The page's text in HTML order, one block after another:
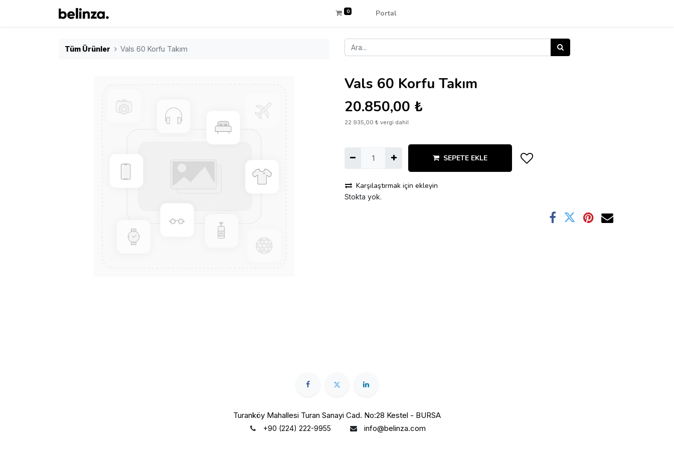
0 Portal
Tüm Ürünler Vals 60 Korfu Takım
Vals 60 Korfu Takım
20.850,00 ₺
22.935,00 ₺ vergi dahil
SEPETE EKLE
Karşılaştırmak için ekleyin
Stokta yok.
Turanköy Mahallesi Turan Sanayi Cad. No:28 Kestel - BURSA
+90 (224) 222-9955 info@belinza.com